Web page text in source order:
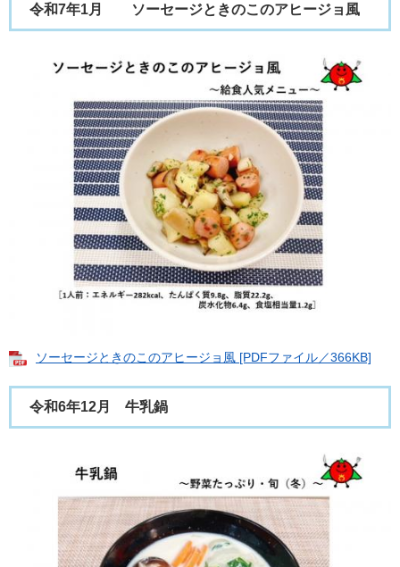
令和7年1月 ソーセージときのこのアヒージョ風
ソーセージときのこのアヒージョ風 [PDFファイル／366KB]
令和6年12月 牛乳鍋